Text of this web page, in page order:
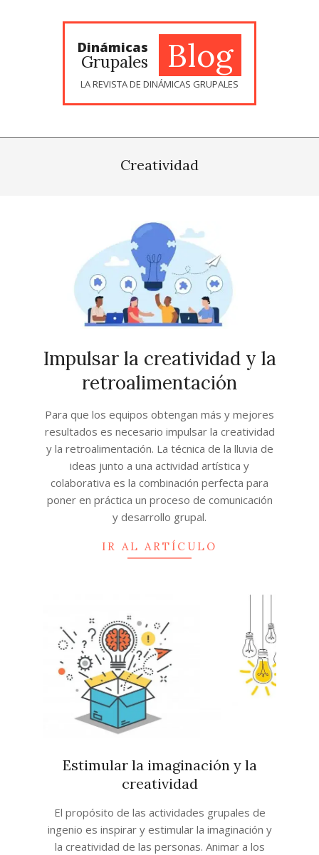
Dinámicas
Grupales Blog
LA REVISTA DE DINÁMICAS GRUPALES
Creatividad
Impulsar la creatividad y la
retroalimentación
11-
20
Para que los equipos obtengan más y mejores
resultados es necesario impulsar la creatividad
y la retroalimentación. La técnica de la lluvia de
ideas junto a una actividad artística y
colaborativa es la combinación perfecta para
poner en práctica un proceso de comunicación
y desarrollo grupal.
IR AL ARTÍCULO
Estimular la imaginación y la
creatividad
11-
07
El propósito de las actividades grupales de
ingenio es inspirar y estimular la imaginación y
la creatividad de las personas. Animar a los